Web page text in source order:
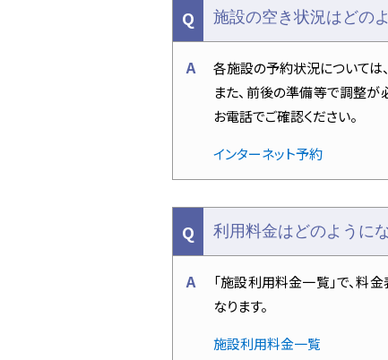
施設の空き状況はどの
各施設の予約状況については
また、前後の準備等で調整
お電話でご確認ください。
インターネット予約
利用料金はどのように
「施設利用料金一覧」で、料
なります。
施設利用料金一覧